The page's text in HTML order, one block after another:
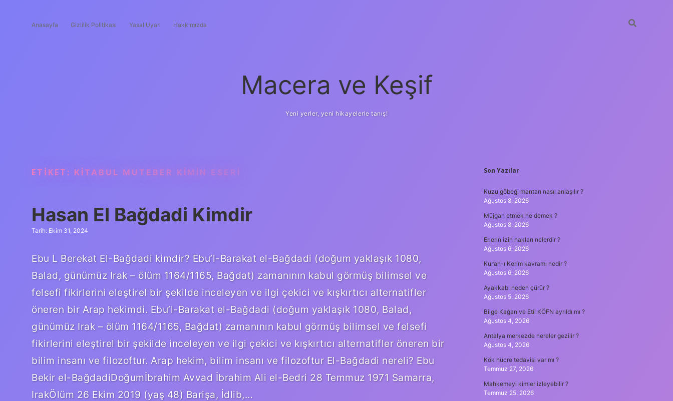
Anasayfa Gizlilik Politikası Yasal Uyarı Hakkımızda
Macera ve Keşif
Yeni yerler, yeni hikayelerle tanış!
ETIKET: KITABUL MUTEBER KIMIN ESERI
Hasan El Bağdadi Kimdir
Tarih: Ekim 31, 2024
Ebu L Berekat El-Bağdadi kimdir? Ebu’l-Barakat el-Bağdadi (doğum yaklaşık 1080,
Balad, günümüz Irak – ölüm 1164/1165, Bağdat) zamanının kabul görmüş bilimsel ve
felsefi fikirlerini eleştirel bir şekilde inceleyen ve ilgi çekici ve kışkırtıcı alternatifler
öneren bir Arap hekimdi. Ebu’l-Barakat el-Bağdadi (doğum yaklaşık 1080, Balad,
günümüz Irak – ölüm 1164/1165, Bağdat) zamanının kabul görmüş bilimsel ve felsefi
fikirlerini eleştirel bir şekilde inceleyen ve ilgi çekici ve kışkırtıcı alternatifler öneren bir
bilim insanı ve filozoftur. Arap hekim, bilim insanı ve filozoftur El-Bağdadi nereli? Ebu
Bekir el-BağdadiDoğumİbrahim Avvad İbrahim Ali el-Bedri 28 Temmuz 1971 Samarra,
IrakÖlüm 26 Ekim 2019 (yaş 48) Barişa, İdlib,…
SIDEBAR
Son Yazılar
Kuzu göbeği mantarı nasıl anlaşılır ?
Ağustos 8, 2026
Müjgan etmek ne demek ?
Ağustos 8, 2026
Erlerin izin hakları nelerdir ?
Ağustos 6, 2026
Kur’an-ı Kerim kavramı nedir ?
Ağustos 6, 2026
Ayakkabı neden çürür ?
Ağustos 5, 2026
Bilge Kağan ve Etil KÖFN ayrıldı mı ?
Ağustos 4, 2026
Antalya merkezde nereler gezilir ?
Ağustos 4, 2026
Kök hücre tedavisi var mı ?
Temmuz 27, 2026
Mahkemeyi kimler izleyebilir ?
Temmuz 25, 2026
ilbet casino